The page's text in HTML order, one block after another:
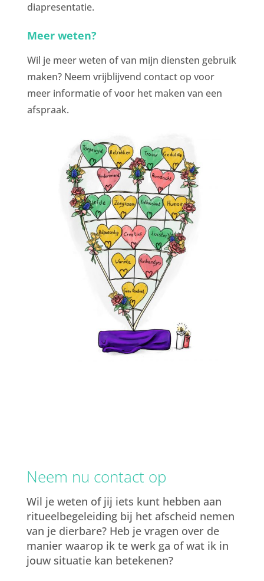
diapresentatie.
Meer weten?
Wil je meer weten of van mijn diensten gebruik
maken? Neem vrijblijvend contact op voor
meer informatie of voor het maken van een
afspraak.
Neem nu contact op
Wil je weten of jij iets kunt hebben aan
ritueelbegeleiding bij het afscheid nemen
van je dierbare? Heb je vragen over de
manier waarop ik te werk ga of wat ik in
jouw situatie kan betekenen?